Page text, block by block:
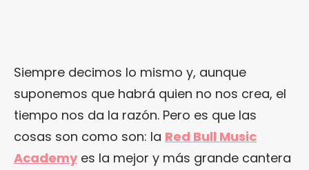
Siempre decimos lo mismo y, aunque
suponemos que habrá quien no nos crea, el
tiempo nos da la razón. Pero es que las
cosas son como son: la Red Bull Music
Academy es la mejor y más grande cantera